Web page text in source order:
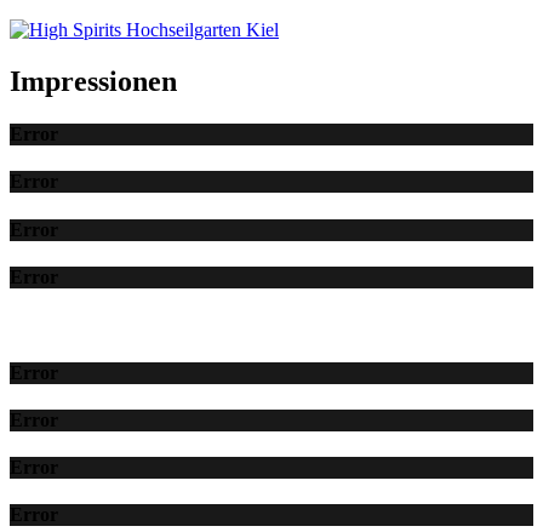
Impressionen
Error
Error
Error
Error
Error
Error
Error
Error